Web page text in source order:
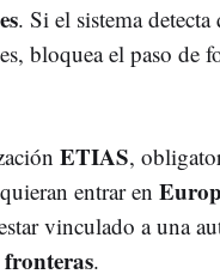
. Si el sistema detecta
bloquea el paso de
ETIAS,
entrar en
vinculado a una
.